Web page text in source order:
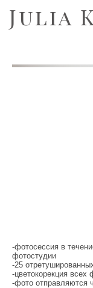
ГЛАВНАЯ
FAQ
ОТЗЫВЫ
Julia
-фотосессия в
фотостудии
-25
-цветокорекция всех
-фото отправляются